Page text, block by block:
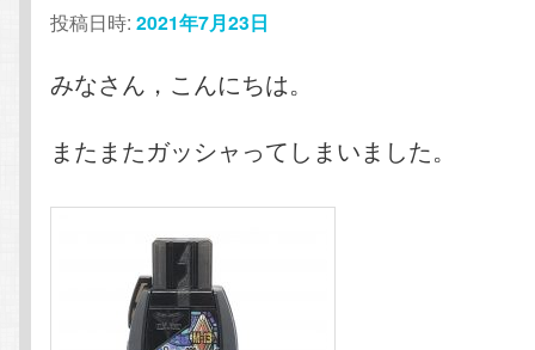
投稿日時:2021年7月23日
みなさん，こんにちは。
またまたガッシャってしまいました。